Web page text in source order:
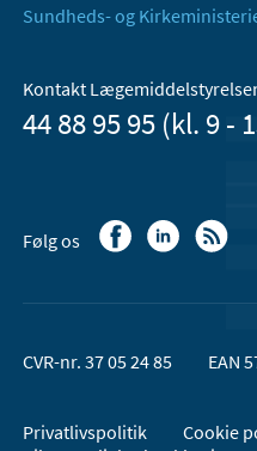
Sundheds- og
Kontakt
44 88 95 95 (kl. 9 -
Følg os
CVR-nr. 37 05 24 85 EAN
Privatlivspolitik
Cookie